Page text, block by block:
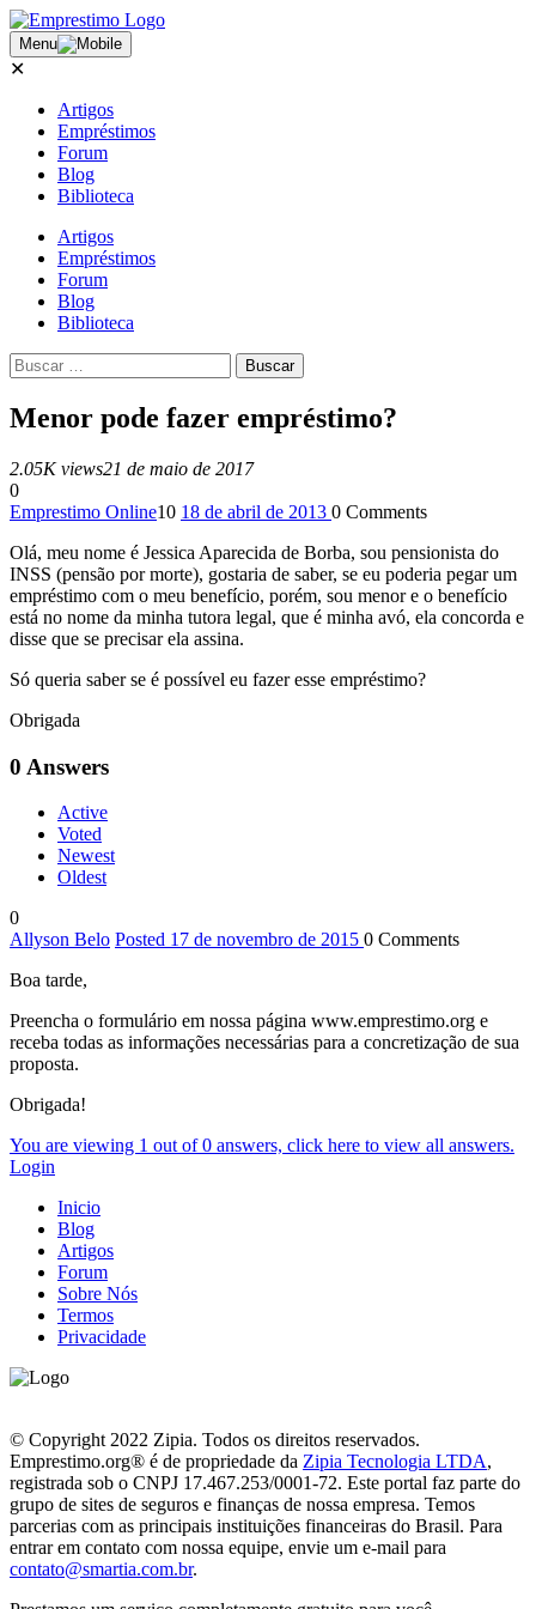
Menu
✕
Artigos
Empréstimos
Forum
Blog
Biblioteca
Artigos
Empréstimos
Forum
Blog
Biblioteca
Menor pode fazer empréstimo?
2.05K views21 de maio de 2017
0
Emprestimo Online10 18 de abril de 2013 0 Comments
Olá, meu nome é Jessica Aparecida de Borba, sou pensionista do
INSS (pensão por morte), gostaria de saber, se eu poderia pegar um
empréstimo com o meu benefício, porém, sou menor e o benefício
está no nome da minha tutora legal, que é minha avó, ela concorda e
disse que se precisar ela assina.
Só queria saber se é possível eu fazer esse empréstimo?
Obrigada
0 Answers
Active
Voted
Newest
Oldest
0
Allyson Belo Posted 17 de novembro de 2015 0 Comments
Boa tarde,
Preencha o formulário em nossa página www.emprestimo.org e
receba todas as informações necessárias para a concretização de sua
proposta.
Obrigada!
You are viewing 1 out of 0 answers, click here to view all answers.
Login
Inicio
Blog
Artigos
Forum
Sobre Nós
Termos
Privacidade
© Copyright 2022 Zipia. Todos os direitos reservados.
Emprestimo.org® é de propriedade da Zipia Tecnologia LTDA,
registrada sob o CNPJ 17.467.253/0001-72. Este portal faz parte do
grupo de sites de seguros e finanças de nossa empresa. Temos
parcerias com as principais instituições financeiras do Brasil. Para
entrar em contato com nossa equipe, envie um e-mail para
contato@smartia.com.br.